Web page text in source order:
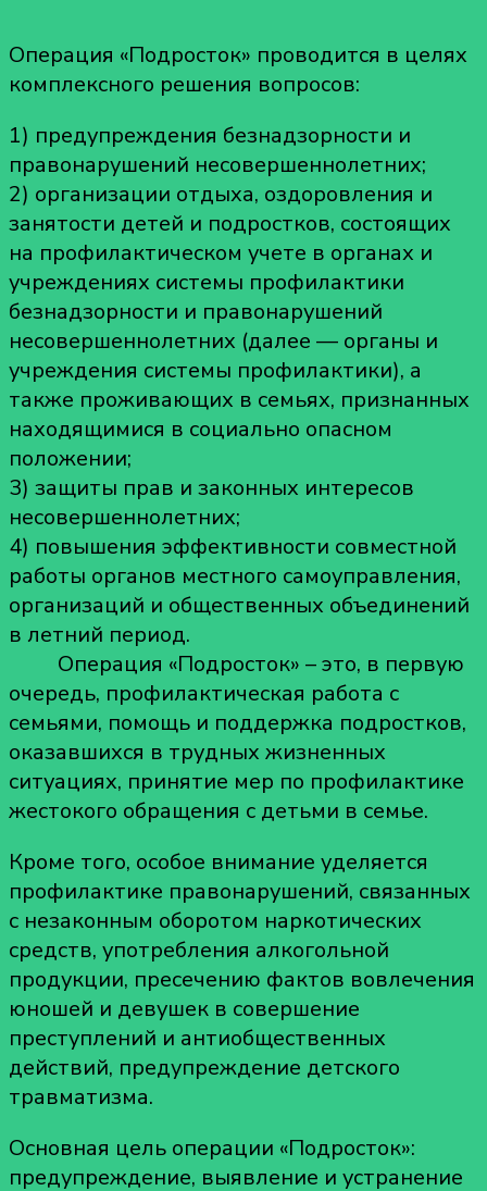
Операция «Подросток» проводится в целях
комплексного решения вопросов:
1) предупреждения безнадзорности и
правонарушений несовершеннолетних;
2) организации отдыха, оздоровления и
занятости детей и подростков, состоящих
на профилактическом учете в органах и
учреждениях системы профилактики
безнадзорности и правонарушений
несовершеннолетних (далее — органы и
учреждения системы профилактики), а
также проживающих в семьях, признанных
находящимися в социально опасном
положении;
3) защиты прав и законных интересов
несовершеннолетних;
4) повышения эффективности совместной
работы органов местного самоуправления,
организаций и общественных объединений
в летний период.
Операция «Подросток» – это, в первую
очередь, профилактическая работа с
семьями, помощь и поддержка подростков,
оказавшихся в трудных жизненных
ситуациях, принятие мер по профилактике
жестокого обращения с детьми в семье.
Кроме того, особое внимание уделяется
профилактике правонарушений, связанных
с незаконным оборотом наркотических
средств, употребления алкогольной
продукции, пресечению фактов вовлечения
юношей и девушек в совершение
преступлений и антиобщественных
действий, предупреждение детского
травматизма.
Основная цель операции «Подросток»:
предупреждение, выявление и устранение